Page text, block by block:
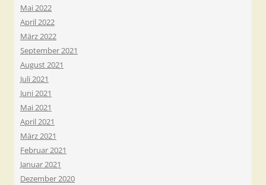
Mai 2022
April 2022
März 2022
September 2021
August 2021
Juli 2021
Juni 2021
Mai 2021
April 2021
März 2021
Februar 2021
Januar 2021
Dezember 2020